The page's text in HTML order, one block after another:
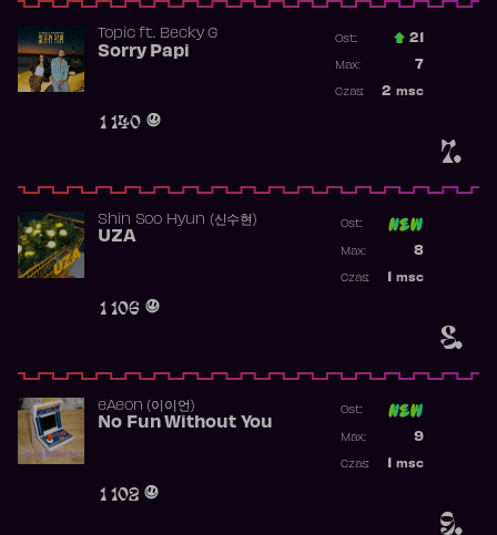
7.
Topicft. Becky G
Sorry Papi
1 140
Ost.: 21
7
Max:
2 msc
Czas:
8.
Shin Soo Hyun (신수현)
UZA
1 106
Ost:
8
Max:
msc
Czas:
9.
​eAeon (이이언)
No Fun Without You
1 102
Ost:
9
Max:
msc
Czas: